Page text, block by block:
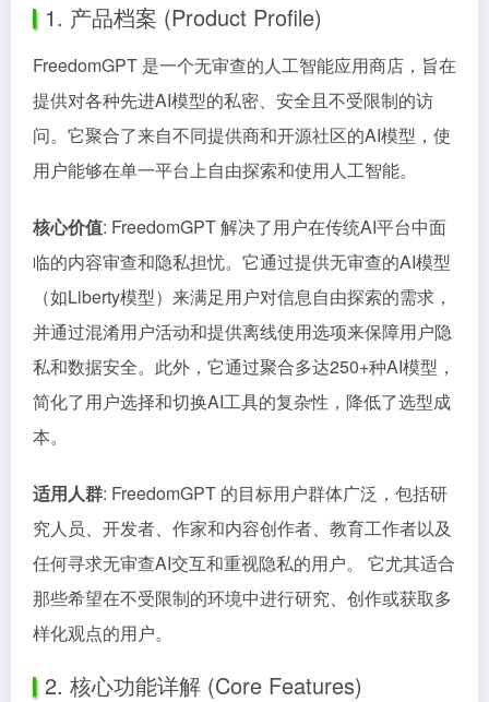
1. 产品档案 (Product Profile)
FreedomGPT 是一个无审查的人工智能应用商店，旨在
提供对各种先进AI模型的私密、安全且不受限制的访
问。它聚合了来自不同提供商和开源社区的AI模型，使
用户能够在单一平台上自由探索和使用人工智能。
核心价值: FreedomGPT 解决了用户在传统AI平台中面
临的内容审查和隐私担忧。它通过提供无审查的AI模型
（如Liberty模型）来满足用户对信息自由探索的需求，
并通过混淆用户活动和提供离线使用选项来保障用户隐
私和数据安全。此外，它通过聚合多达250+种AI模型，
简化了用户选择和切换AI工具的复杂性，降低了选型成
本。
适用人群: FreedomGPT 的目标用户群体广泛，包括研
究人员、开发者、作家和内容创作者、教育工作者以及
任何寻求无审查AI交互和重视隐私的用户。 它尤其适合
那些希望在不受限制的环境中进行研究、创作或获取多
样化观点的用户。
2. 核心功能详解 (Core Features)